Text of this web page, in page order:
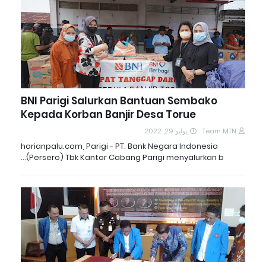
BNI Parigi Salurkan Bantuan Sembako
Kepada Korban Banjir Desa Torue
Team MTN يوليو 29, 2022
harianpalu.com, Parigi - PT. Bank Negara Indonesia
(Persero) Tbk Kantor Cabang Parigi menyalurkan b…